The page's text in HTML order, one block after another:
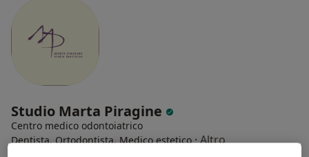
Studio Marta Piragine
Centro medico odontoiatrico
Dentista, Ortodontista, Medico estetico·Altro